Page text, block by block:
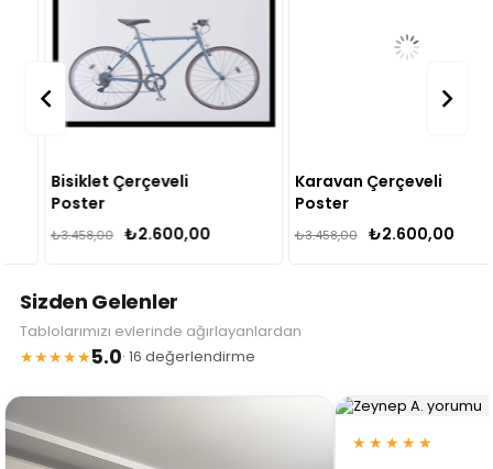
Bisiklet Çerçeveli
Poster
₺2.600,00
₺3.458,00
Karavan Çerçeveli
Poster
₺2.600,00
₺3.458,00
Sizden Gelenler
Tablolarımızı evlerinde ağırlayanlardan
★★★★★5.0· 16 değerlendirme
★★★★★